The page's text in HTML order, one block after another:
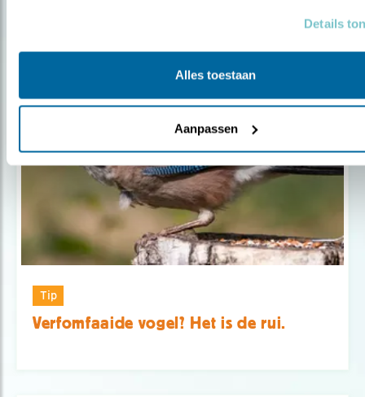
Details
Alles toestaan
Aanpassen
Tip
Verfomfaaide vogel? Het is de rui.